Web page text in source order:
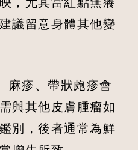
議留意身體其他變
麻疹、帶狀皰疹會
與其他皮膚腫瘤如
別，後者通常為鮮